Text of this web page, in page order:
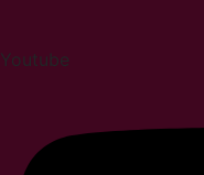
Youtube